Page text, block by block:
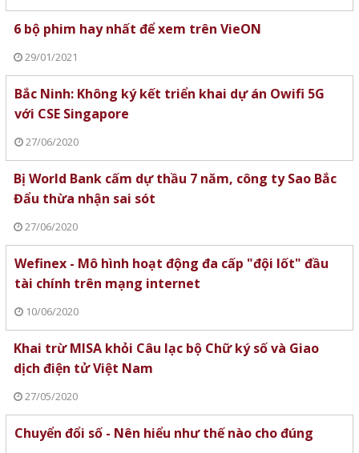
6 bộ phim hay nhất để xem trên VieON
29/01/2021
Bắc Ninh: Không ký kết triển khai dự án Owifi 5G
với CSE Singapore
27/06/2020
Bị World Bank cấm dự thầu 7 năm, công ty Sao Bắc
Đẩu thừa nhận sai sót
27/06/2020
Wefinex - Mô hình hoạt động đa cấp "đội lốt" đầu
tài chính trên mạng internet
10/06/2020
Khai trừ MISA khỏi Câu lạc bộ Chữ ký số và Giao
dịch điện tử Việt Nam
27/05/2020
Chuyển đổi số - Nên hiểu như thế nào cho đúng